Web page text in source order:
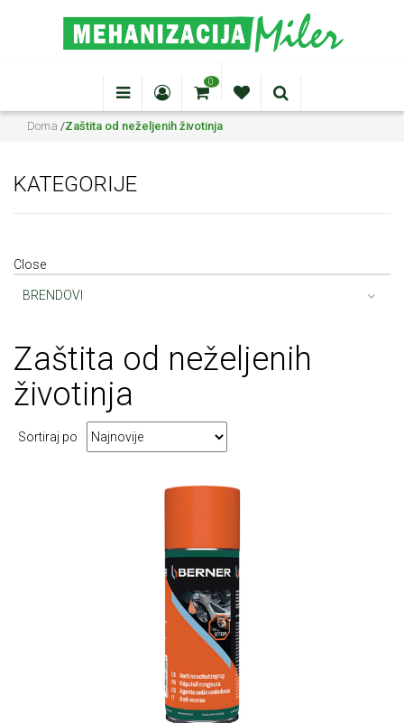
0
Doma /Zaštita od neželjenih životinja
KATEGORIJE
Close
BRENDOVI
Zaštita od neželjenih
životinja
Sortiraj po